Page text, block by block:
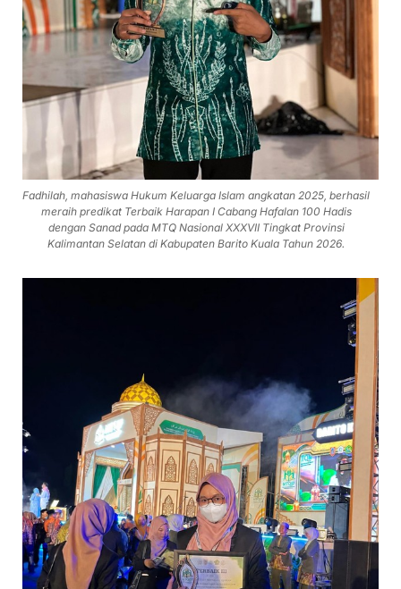
Fadhilah, mahasiswa Hukum Keluarga Islam angkatan 2025, berhasil
meraih predikat Terbaik Harapan I Cabang Hafalan 100 Hadis
dengan Sanad pada MTQ Nasional XXXVII Tingkat Provinsi
Kalimantan Selatan di Kabupaten Barito Kuala Tahun 2026.